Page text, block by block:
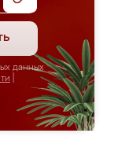
данных